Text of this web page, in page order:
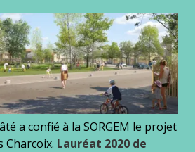
a confié à la SORGEM le projet
Charcoix. Lauréat 2020 de